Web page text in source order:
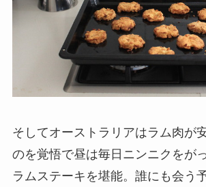
そしてオーストラリアはラム肉が
のを覚悟で昼は毎日ニンニクをが
ラムステーキを堪能。誰にも会う